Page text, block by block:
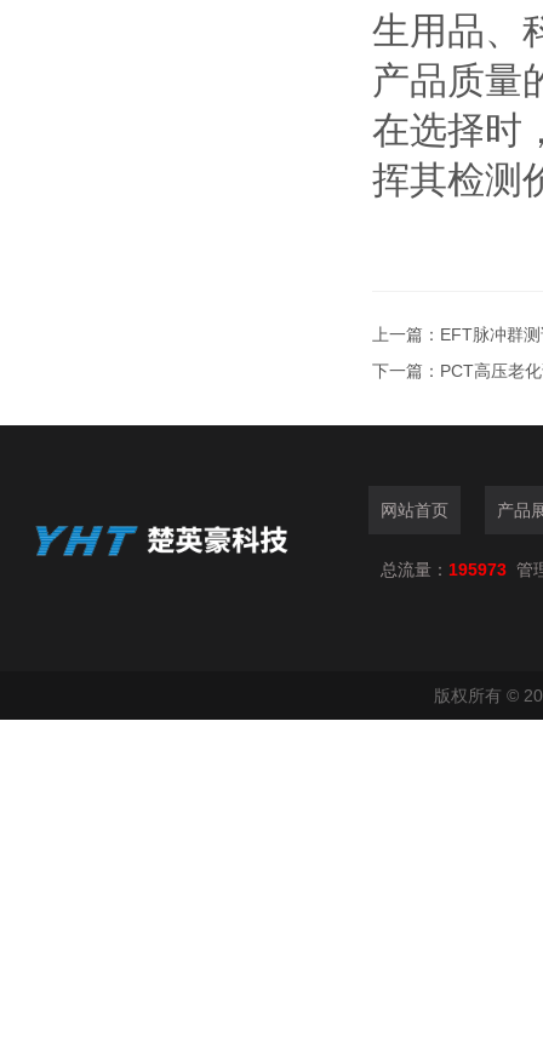
生用品、
产品质量
在选择时
挥其检测
上一篇： EFT脉冲群
下一篇： PCT高压老
网站首页 产品
总流量： 195973 管
版权所有 ©